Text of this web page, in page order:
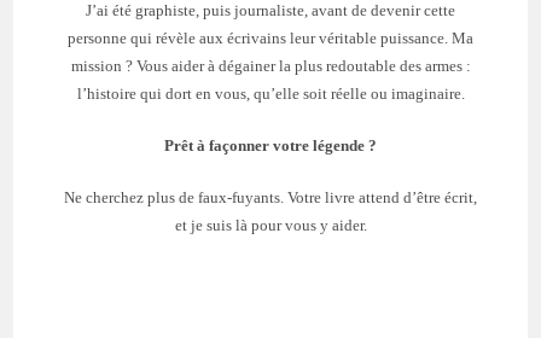
J’ai été graphiste, puis journaliste, avant de devenir cette
personne qui révèle aux écrivains leur véritable puissance. Ma
mission ? Vous aider à dégainer la plus redoutable des armes :
l’histoire qui dort en vous, qu’elle soit réelle ou imaginaire.
Prêt à façonner votre légende ?
Ne cherchez plus de faux-fuyants. Votre livre attend d’être écrit,
et je suis là pour vous y aider.